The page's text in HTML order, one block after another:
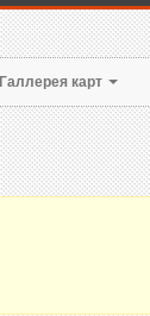
Галлерея карт